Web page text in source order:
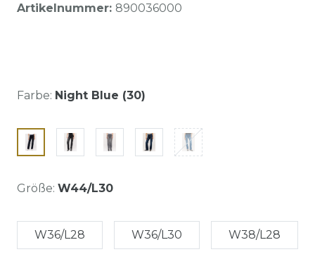
Artikelnummer: 890036000
Farbe: Night Blue (30)
Größe: W44/L30
W36/L28 W36/L30 W38/L28